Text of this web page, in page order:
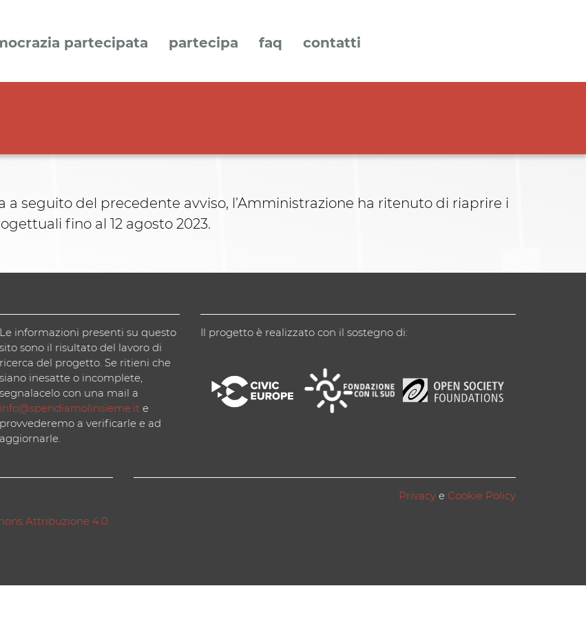
partecipata partecipa faq contatti
a seguito del precedente avviso, l’Amministrazione ha ritenuto di riaprire i
fino al 12 agosto 2023.
Le informazioni presenti su questo
sito sono il risultato del lavoro di
ricerca del progetto. Se ritieni che
siano inesatte o incomplete,
segnalacelo con una mail a
info@spendiamolinsieme.ite
provvederemo a verificarle e ad
aggiornarle.
Il progetto è realizzato con il sostegno di:
Attribuzione 4.0
Privacy e Cookie Policy